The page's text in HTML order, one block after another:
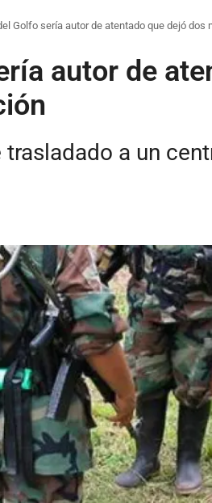
Golfo sería autor de atentado que dejó dos
autor de
a un